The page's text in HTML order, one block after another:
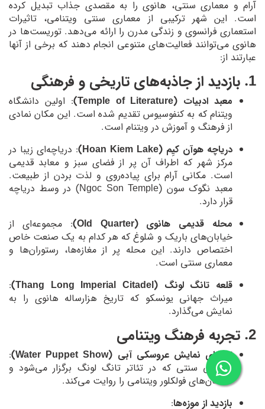
آرام و معماری سنتی، هانوی را به مقصدی جذاب تبدیل کرده
است. این شهر ترکیبی از معماری سنتی ویتنامی، تاثیرات
استعماری فرانسوی و زندگی مدرن را ارائه می‌دهد. توریست‌ها در
هانوی می‌توانند فعالیت‌های متنوعی انجام دهند که برخی از آنها
عبارتند از:
1. بازدید از جاذبه‌های تاریخی و فرهنگی
معبد ادبیات (Temple of Literature)
: اولین دانشگاه
ویتنام که به کنفوسیوس تقدیم شده است. این مکان نمادی
از فرهنگ و آموزش در ویتنام است.
دریاچه هوآن کیِم (Hoan Kiem Lake)
: دریاچه‌ای زیبا در
مرکز شهر که اطراف آن پر از فضای سبز و معابد قدیمی
است. مکانی آرام برای پیاده‌روی و لذت بردن از طبیعت.
معبد نگوک سون (Ngoc Son Temple) در وسط دریاچه
قرار دارد.
محله قدیمی هانوی (Old Quarter)
: مجموعه‌ای از
خیابان‌های باریک و شلوغ که هر کدام به یک صنعت خاص
اختصاص دارند. این محله پر از مغازه‌ها، رستوران‌ها و
معماری سنتی است.
قلعه تانگ لونگ (Thang Long Imperial Citadel)
:
میراث جهانی یونسکو که تاریخ هزارساله هانوی را به
نمایش می‌گذارد.
2. تجربه فرهنگ ویتنامی
تماشای نمایش عروسکی آبی (Water Puppet Show)
:
نمایشی سنتی که در تئاتر تانگ لونگ برگزار می‌شود و
داستان‌های فولکلور ویتنامی را روایت می‌کند.
بازدید از موزه‌ها: